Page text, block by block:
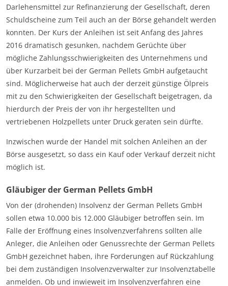
Darlehensmittel zur Refinanzierung der Gesellschaft, deren
Schuldscheine zum Teil auch an der Börse gehandelt werden
konnten. Der Kurs der Anleihen ist seit Anfang des Jahres
2016 dramatisch gesunken, nachdem Gerüchte über
mögliche Zahlungsschwierigkeiten des Unternehmens und
über Kurzarbeit bei der German Pellets GmbH aufgetaucht
sind. Möglicherweise hat auch der derzeit günstige Ölpreis
mit zu den Schwierigkeiten der Gesellschaft beigetragen, da
hierdurch der Preis der von ihr hergestellten und
vertriebenen Holzpellets unter Druck geraten sein dürfte.
Inzwischen wurde der Handel mit solchen Anleihen an der
Börse ausgesetzt, so dass ein Kauf oder Verkauf derzeit nicht
möglich ist.
Gläubiger der German Pellets GmbH
Von der (drohenden) Insolvenz der German Pellets GmbH
sollen etwa 10.000 bis 12.000 Gläubiger betroffen sein. Im
Falle der Eröffnung eines Insolvenzverfahrens sollten alle
Anleger, die Anleihen oder Genussrechte der German Pellets
GmbH gezeichnet haben, ihre Forderungen auf Rückzahlung
bei dem zuständigen Insolvenzverwalter zur Insolvenztabelle
anmelden. Ob und inwieweit im Insolvenzverfahren eine